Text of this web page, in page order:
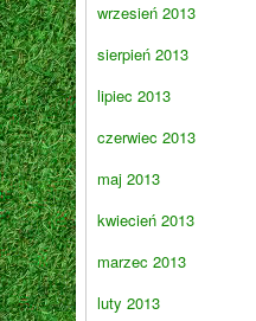
wrzesień 2013
sierpień 2013
lipiec 2013
czerwiec 2013
maj 2013
kwiecień 2013
marzec 2013
luty 2013